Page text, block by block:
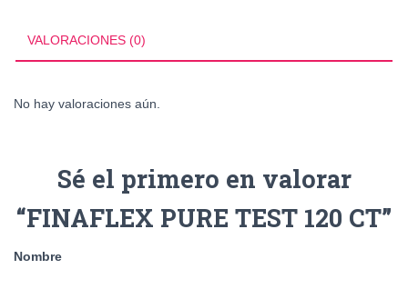
VALORACIONES (0)
No hay valoraciones aún.
Sé el primero en valorar
“FINAFLEX PURE TEST 120 CT”
Nombre